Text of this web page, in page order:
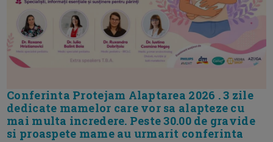
Conferinta Protejam Alaptarea 2026 . 3 zile
dedicate mamelor care vor sa alapteze cu
mai multa incredere. Peste 30.00 de gravide
si proaspete mame au urmarit conferinta